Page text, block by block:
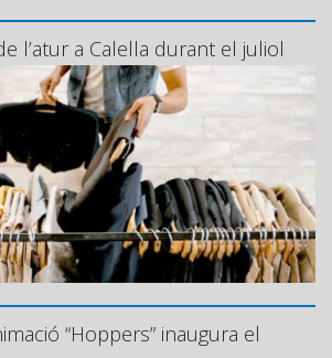
l’atur a Calella durant el juliol
“Hoppers” inaugura el